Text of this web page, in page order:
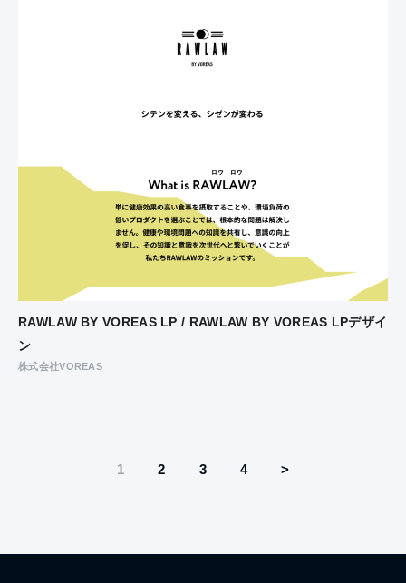
RAWLAW BY VOREAS LP / RAWLAW BY VOREAS LPデザイ
ン
株式会社VOREAS
1 2 3 4 >